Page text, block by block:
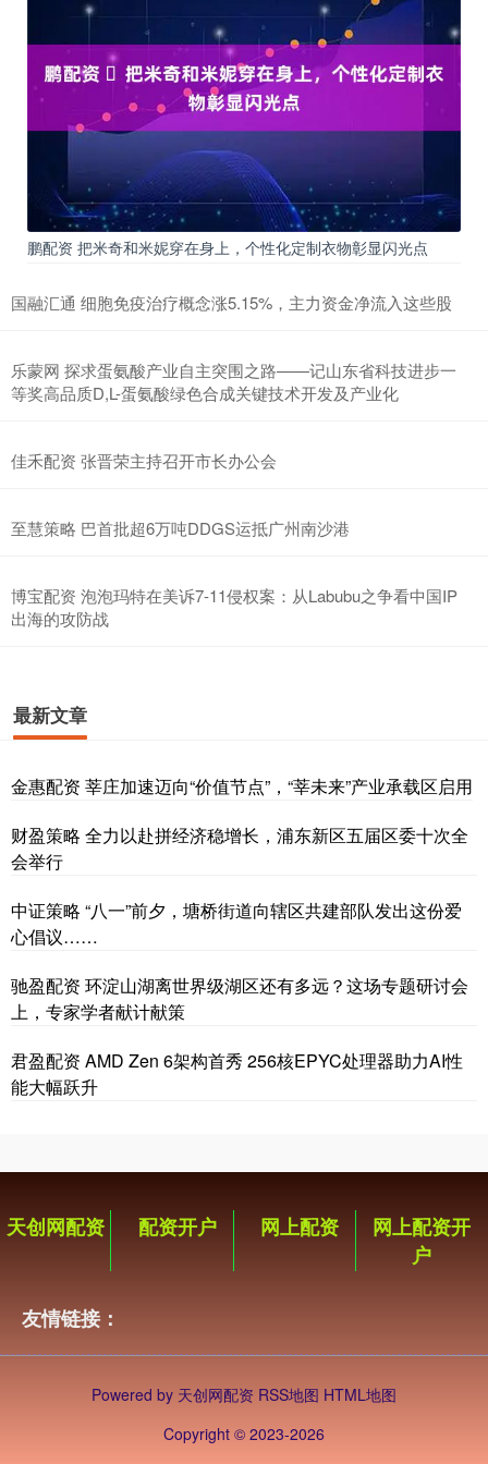
鹏配资 ​把米奇和米妮穿在身上，个性化定制衣物彰显闪光点
国融汇通 细胞免疫治疗概念涨5.15%，主力资金净流入这些股
乐蒙网 探求蛋氨酸产业自主突围之路——记山东省科技进步一
等奖高品质D,L-蛋氨酸绿色合成关键技术开发及产业化
佳禾配资 张晋荣主持召开市长办公会
至慧策略 巴首批超6万吨DDGS运抵广州南沙港
博宝配资 泡泡玛特在美诉7-11侵权案：从Labubu之争看中国IP
出海的攻防战
最新文章
金惠配资 莘庄加速迈向“价值节点”，“莘未来”产业承载区启用
财盈策略 全力以赴拼经济稳增长，浦东新区五届区委十次全
会举行
中证策略 “八一”前夕，塘桥街道向辖区共建部队发出这份爱
心倡议……
驰盈配资 环淀山湖离世界级湖区还有多远？这场专题研讨会
上，专家学者献计献策
君盈配资 AMD Zen 6架构首秀 256核EPYC处理器助力AI性
能大幅跃升
天创网配资 配资开户 网上配资
网上配资开
户
友情链接：
Powered by 天创网配资 RSS地图 HTML地图
Copyright © 2023-2026